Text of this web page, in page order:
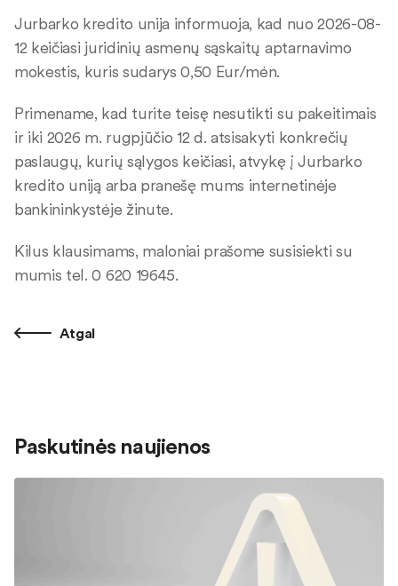
Jurbarko kredito unija informuoja, kad nuo 2026-08-
12 keičiasi juridinių asmenų sąskaitų aptarnavimo
mokestis, kuris sudarys 0,50 Eur/mėn.
Primename, kad turite teisę nesutikti su pakeitimais
ir iki 2026 m. rugpjūčio 12 d. atsisakyti konkrečių
paslaugų, kurių sąlygos keičiasi, atvykę į Jurbarko
kredito uniją arba pranešę mums internetinėje
bankininkystėje žinute.
Kilus klausimams, maloniai prašome susisiekti su
mumis tel. 0 620 19645.
Atgal
Paskutinės naujienos